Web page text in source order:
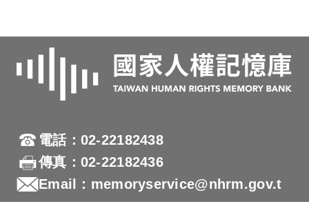
電話：02-22182438
傳真：02-22182436
Email：memoryservice@nhrm.gov.t
w